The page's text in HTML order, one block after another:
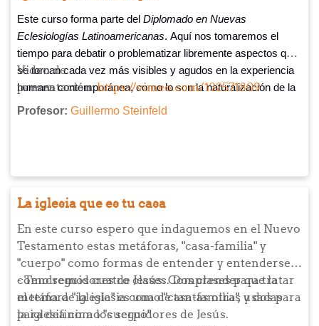
Este curso forma parte del Diplomado en Nuevas
Eclesiologías Latinoamericanas. Aquí nos tomaremos el
tiempo para debatir o problematizar libremente aspectos que
se tornan cada vez más visibles y agudos en la experiencia
humana contemporánea, como lo son la naturalización de la
violencia, la importancia de lograr consensos sociales para
Video de
presentación:https://vimeo.com/132571809
Profesor: Guillermo Steinfeld
La iglesia que es tu casa
En este curso espero que indaguemos en el Nuevo
Testamento estas metáforas, "casa-familia" y
"cuerpo" como formas de entender y entenderse
como seguidores de Jesús. Comprender que la
metáfora "iglesia" es una de tantas otras usadas
para definir a los seguidores de Jesús.
- Tendremos cuatro clases. Dos clases para tratar
el tema de la iglesia como "casa-familia", y dos para
la iglesia como "cuerpo".